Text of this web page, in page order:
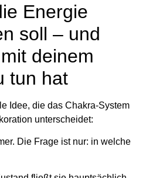
Energie
soll – und
deinem
tun hat
Idee, die das Chakra-System
unterscheidet:
Die Frage ist nur: in welche